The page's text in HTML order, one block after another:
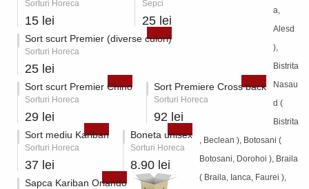
Sorturi Horeca
15 lei
Sepci
25 lei
Sort scurt Premier (diverse culori)
Sorturi Horeca
25 lei
Sort scurt Premier Chino
Sorturi Horeca
29 lei
Sort Premiere Cross back
Sorturi Horeca
92 lei
Sort mediu Kariban
Sorturi Horeca
37 lei
Boneta unisex
Sorturi Horeca
8.90 lei
Sapca Kariban Orlando
a,
Alesd
),
Bistrita
Nasau
d (
Bistrita
, Beclean ), Botosani (
Botosani, Dorohoi ), Braila
( Braila, Ianca, Faurei ),